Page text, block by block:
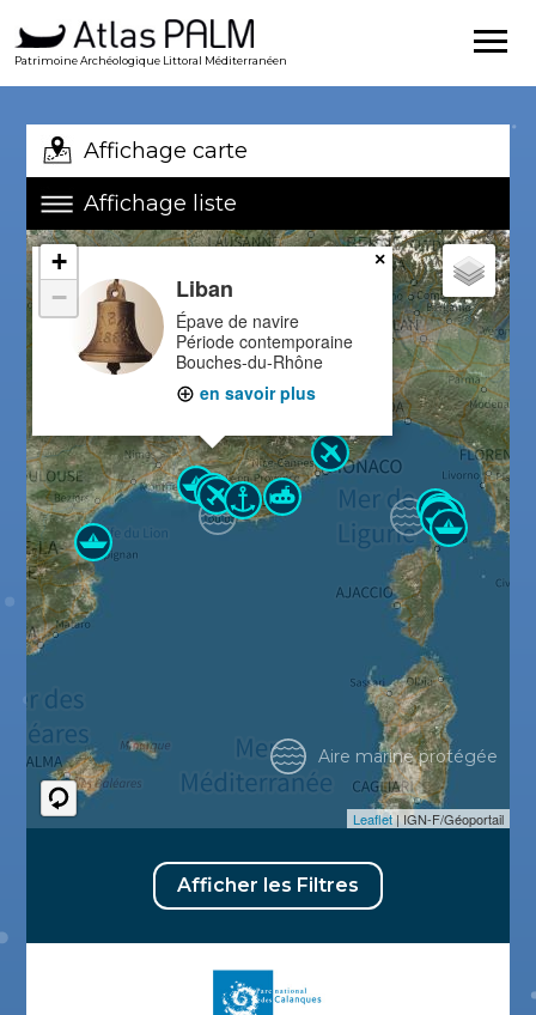
Patrimoine Archéologique Littoral Méditerranéen
Affichage carte
Affichage liste
Liban
Épave de navire
Période contemporaine
Bouches-du-Rhône
en savoir plus
×
+
−
Leaflet| IGN-F/Géoportail
Aire marine protégée
Afficher les Filtres